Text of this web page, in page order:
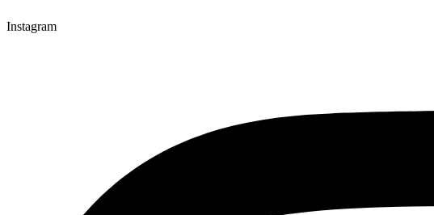
Instagram